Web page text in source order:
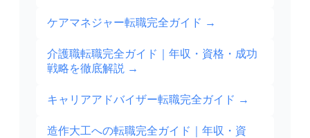
ケアマネジャー転職完全ガイド →
介護職転職完全ガイド｜年収・資格・成功
戦略を徹底解説 →
キャリアアドバイザー転職完全ガイド →
造作大工への転職完全ガイド｜年収・資